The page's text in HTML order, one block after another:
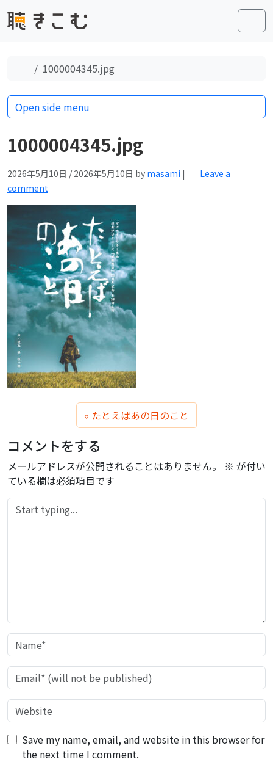
Home
1000004345.jpg
1000004345.jpg
2026年5月10日 / 2026年5月10日 by masami |
Leave a
comment
たとえばあの日のこと
コメントをする
メールアドレスが公開されることはありません。 ※ が付い
ている欄は必須項目です
Save my name, email, and website in this browser for
the next time I comment.
Open side menu